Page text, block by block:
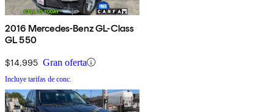
2016 Mercedes-Benz GL-Class
GL 550
$14,995 Gran oferta
Incluye tarifas de conc.